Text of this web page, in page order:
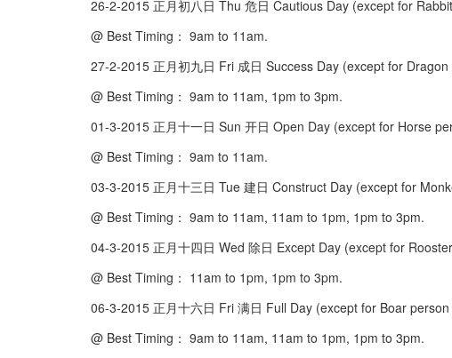
26-2-2015 正月初八日 Thu 危日 Cautious Day (except for
@ Best Timing： 9am to 11am.
27-2-2015 正月初九日 Fri 成日 Success Day (except for
@ Best Timing： 9am to 11am, 1pm to 3pm.
01-3-2015 正月十一日 Sun 开日 Open Day (except for Horse
@ Best Timing： 9am to 11am.
03-3-2015 正月十三日 Tue 建日 Construct Day (except for
@ Best Timing： 9am to 11am, 11am to 1pm, 1pm to 3pm.
04-3-2015 正月十四日 Wed 除日 Except Day (except for
@ Best Timing： 11am to 1pm, 1pm to 3pm.
06-3-2015 正月十六日 Fri 满日 Full Day (except for Boar
@ Best Timing： 9am to 11am, 11am to 1pm, 1pm to 3pm.